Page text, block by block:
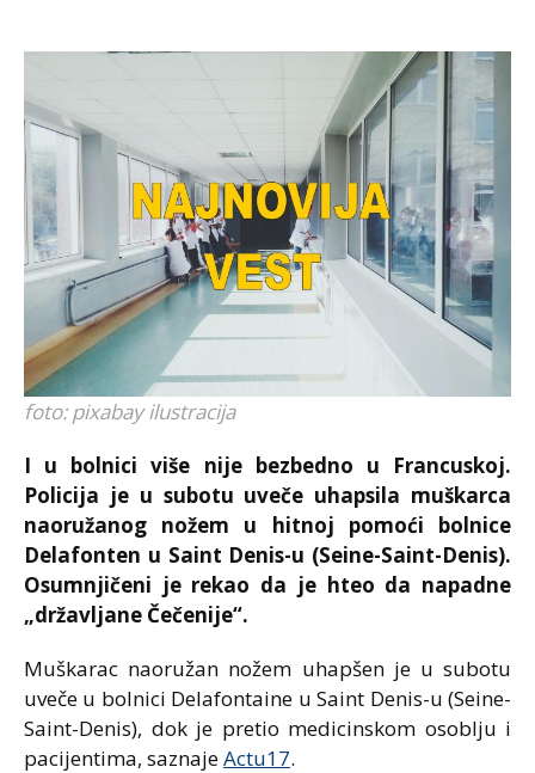
foto: pixabay ilustracija
I u bolnici više nije bezbedno u Francuskoj.
Policija je u subotu uveče uhapsila muškarca
naoružanog nožem u hitnoj pomoći bolnice
Delafonten u Saint Denis-u (Seine-Saint-Denis).
Osumnjičeni je rekao da je hteo da napadne
„državljane Čečenije“.
Muškarac naoružan nožem uhapšen je u subotu
uveče u bolnici Delafontaine u Saint Denis-u (Seine-
Saint-Denis), dok je pretio medicinskom osoblju i
pacijentima, saznajeActu17.